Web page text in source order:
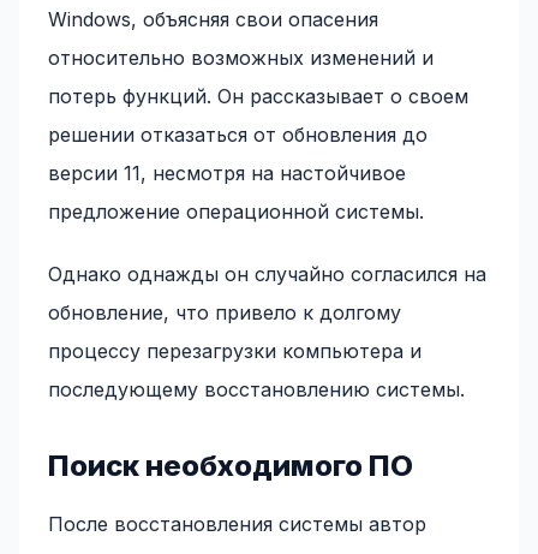
Windows, объясняя свои опасения
относительно возможных изменений и
потерь функций. Он рассказывает о своем
решении отказаться от обновления до
версии 11, несмотря на настойчивое
предложение операционной системы.
Однако однажды он случайно согласился на
обновление, что привело к долгому
процессу перезагрузки компьютера и
последующему восстановлению системы.
Поиск необходимого ПО
После восстановления системы автор